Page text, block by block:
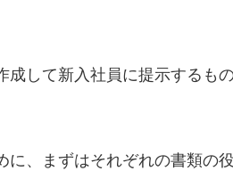
成して新入社員に提示するも
に、まずはそれぞれの書類の